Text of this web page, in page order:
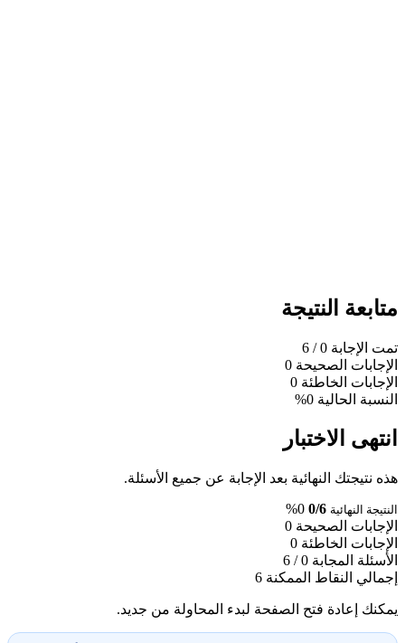
متابعة النتيجة
تمت الإجابة 0
/ 6
الإجابات الصحيحة 0
الإجابات الخاطئة 0
النسبة الحالية 0%
انتهى الاختبار
هذه نتيجتك النهائية بعد الإجابة عن جميع الأسئلة.
النتيجة النهائية 0/6
0%
الإجابات الصحيحة 0
الإجابات الخاطئة 0
الأسئلة المجابة 0 / 6
إجمالي النقاط الممكنة 6
يمكنك إعادة فتح الصفحة لبدء المحاولة من جديد.